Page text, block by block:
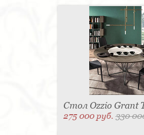
Стол Ozzio Grant
275 000 руб.330